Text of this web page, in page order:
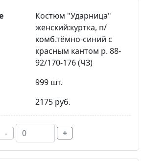
Костюм "Ударница"
женский:куртка, п/
комб.тёмно-синий с
красным кантом р. 88-
92/170-176 (ЧЗ)
999 шт.
2175 руб.
- +